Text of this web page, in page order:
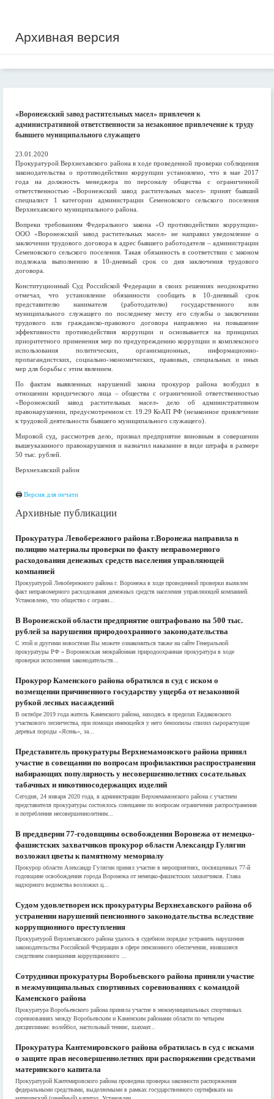
Архивная версия
«Воронежский завод растительных масел» привлечен к
административной ответственности за незаконное привлечение к труду
бывшего муниципального служащего
23.01.2020
Прокуратурой Верхнехавского района в ходе проведенной проверки соблюдения
законодательства о противодействии коррупции установлено, что в мае 2017
года на должность менеджера по персоналу общества с ограниченной
ответственностью «Воронежский завод растительных масел» принят бывший
специалист 1 категории администрации Семеновского сельского поселения
Верхнехавского муниципального района.
Вопреки требованиям Федерального закона «О противодействии коррупции»
ООО «Воронежский завод растительных масел» не направил уведомление о
заключении трудового договора в адрес бывшего работодателя – администрации
Семеновского сельского поселения. Такая обязанность в соответствии с законом
подлежала выполнению в 10-дневный срок со дня заключения трудового
договора.
Конституционный Суд Российской Федерации в своих решениях неоднократно
отмечал, что установление обязанности сообщать в 10-дневный срок
представителю нанимателя (работодателю) государственного или
муниципального служащего по последнему месту его службы о заключении
трудового или гражданско-правового договора направлено на повышение
эффективности противодействия коррупции и основывается на принципах
приоритетного применения мер по предупреждению коррупции и комплексного
использования политических, организационных, информационно-
пропагандистских, социально-экономических, правовых, специальных и иных
мер для борьбы с этим явлением.
По фактам выявленных нарушений закона прокурор района возбудил в
отношении юридического лица – общества с ограниченной ответственностью
«Воронежский завод растительных масел» дело об административном
правонарушении, предусмотренном ст. 19.29 КоАП РФ (незаконное привлечение
к трудовой деятельности бывшего муниципального служащего).
Мировой суд, рассмотрев дело, признал предприятие виновным в совершении
вышеуказанного правонарушения и назначил наказание в виде штрафа в размере
50 тыс. рублей.
Верхнехавский район
🖨 Версия для печати
Архивные публикации
Прокуратура Левобережного района г.Воронежа направила в
полицию материалы проверки по факту неправомерного
расходования денежных средств населения управляющей
компанией
Прокуратурой Левобережного района г. Воронежа в ходе проведенной проверки выявлен
факт неправомерного расходования денежных средств населения управляющей компанией.
Установлено, что общество с ограни...
В Воронежской области предприятие оштрафовано на 500 тыс.
рублей за нарушения природоохранного законодательства
С этой и другими новостями Вы можете ознакомиться также на сайте Генеральной
прокуратуры РФ » Воронежская межрайонная природоохранная прокуратура в ходе
проверки исполнения законодательств...
Прокурор Каменского района обратился в суд с иском о
возмещении причиненного государству ущерба от незаконной
рубкой лесных насаждений
В октябре 2019 года житель Каменского района, находясь в пределах Евдаковского
участкового лесничества, при помощи имеющейся у него бензопилы спилил сырорастущие
деревья породы «Ясень», за...
Представитель прокуратуры Верхнемамонского района принял
участие в совещании по вопросам профилактики распространения
набирающих популярность у несовершеннолетних сосательных
табачных и никотиносодержащих изделий
Сегодня, 24 января 2020 года, в администрации Верхнемамонского района с участием
представителя прокуратуры состоялось совещание по вопросам ограничения распространения
и потребления несовершеннолетним...
В преддверии 77-годовщины освобождения Воронежа от немецко-
фашистских захватчиков прокурор области Александр Гулягин
возложил цветы к памятному мемориалу
Прокурор области Александр Гулягин принял участие в мероприятиях, посвященных 77-й
годовщине освобождения города Воронежа от немецко-фашистских захватчиков. Глава
надзорного ведомства возложил ц...
Судом удовлетворен иск прокуратуры Верхнехавского района об
устранении нарушений пенсионного законодательства вследствие
коррупционного преступления
Прокуратурой Верхнехавского района удалось в судебном порядке устранить нарушения
законодательства Российской Федерации в сфере пенсионного обеспечения, явившиеся
следствием совершения коррупционного ...
Сотрудники прокуратуры Воробьевского района приняли участие
в межмуниципальных спортивных соревнованиях с командой
Каменского района
Прокуратура Воробьевского района приняла участие в межмуниципальных спортивных
соревнованиях между Воробьевским и Каменским районами области по четырем
дисциплинам: волейбол, настольный теннис, шахмат...
Прокуратура Кантемировского района обратилась в суд с исками
о защите прав несовершеннолетних при распоряжении средствами
материнского капитала
Прокуратурой Кантемировского района проведена проверка законности распоряжения
федеральными средствами, выделяемыми в рамках государственного сертификата на